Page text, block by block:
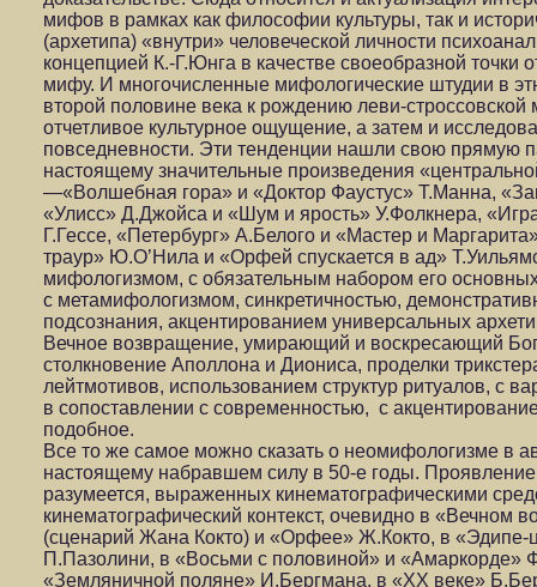
мифов в рамках как философии культуры, так и
(архетипа) «внутри» человеческой личности
концепцией К.-Г.Юнга в качестве своеобразной точки
мифу. И многочисленные мифологические штудии в
второй половине века к рождению леви-строссовской
отчетливое культурное ощущение, а затем и
повседневности. Эти тенденции нашли свою прямую
настоящему значительные произведения
—«Волшебная гора» и «Доктор Фаустус» Т.Манна,
«Улисс» Д.Джойса и «Шум и ярость» У.Фолкнера,
Г.Гессе, «Петербург» А.Белого и «Мастер и
траур» Ю.О’Нила и «Орфей спускается в ад»
мифологизмом, с обязательным набором его
с метамифологизмом, синкретичностью,
подсознания, акцентированием универсальных
Вечное возвращение, умирающий и воскресающий
столкновение Аполлона и Диониса, проделки
лейтмотивов, использованием структур ритуалов, с
в сопоставлении с современностью, с
подобное.
Все то же самое можно сказать о неомифологизме в
настоящему набравшем силу в 50-е годы.
разумеется, выраженных кинематографическими
кинематографический контекст, очевидно в
(сценарий Жана Кокто) и «Орфее» Ж.Кокто, в «Эдипе-
П.Пазолини, в «Восьми с половиной» и «Амаркорде»
«Земляничной поляне» И.Бергмана, в «ХХ веке»